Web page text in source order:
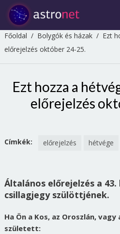
Főoldal / Bolygók és házak/ Ezt
előrejelzés október 24-25.
Ezt hozza a
előrejelzés
Címkék: előrejelzés hétvége
Általános előrejelzés a
csillagjegy szülöttjének.
Ha Ön a Kos, az Oroszlán,
született: